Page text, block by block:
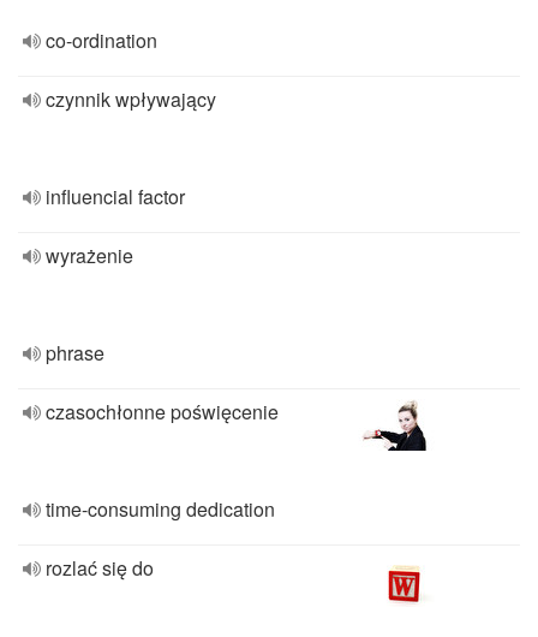
co-ordination
czynnik wpływający
influencial factor
wyrażenie
phrase
czasochłonne poświęcenie
time-consuming dedication
rozlać się do